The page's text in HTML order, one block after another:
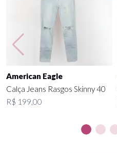
American Eagle
Calça Jeans Rasgos Skinny 40
R$ 199,00